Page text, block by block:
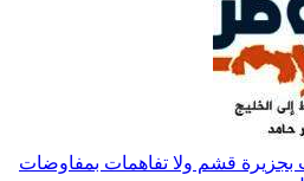
بجزيرة قشم ولا تفاهمات بمفاوضات